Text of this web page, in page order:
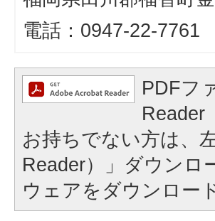
電話：0947-22-7761
PDFフ
Reader
お持ちでない方は、
Reader）」ダウンロ
ウェアをダウンロー